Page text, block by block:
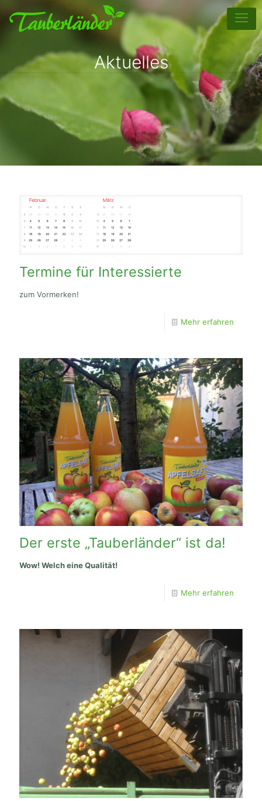
Aktuelles
Termine für Interessierte
zum Vormerken!
Mehr erfahren
Der erste „Tauberländer“ ist da!
Wow! Welch eine Qualität!
Mehr erfahren